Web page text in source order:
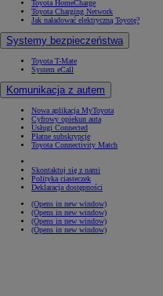
Toyota HomeCharge
Toyota Charging Network
Jak naładować elektryczną Toyotę?
Systemy bezpieczeństwa
Toyota T-Mate
System eCall
Komunikacja z autem
Nowa aplikacja MyToyota
Cyfrowy opiekun auta
Usługi Connected
Płatne subskrypcje
Toyota Connectivity Match
Skontaktuj się z nami
Polityka ciasteczek
Deklaracja dostępności
(Opens in new window)
(Opens in new window)
(Opens in new window)
(Opens in new window)